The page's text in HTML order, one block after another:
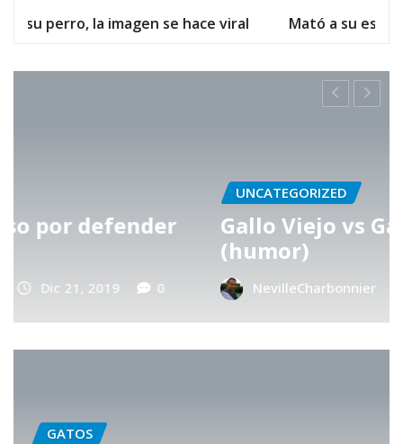
imagen se hace viral Mató a su esposo por
Gallo Viejo vs Gallo Joven
NevilleCharbonnier Abr 30, 2017 0
GATOS